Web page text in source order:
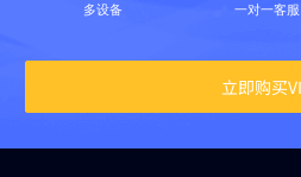
多设备 一对一客服
立即购买